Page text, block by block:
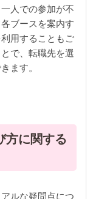
人での参加が不
ブースを案内す
用することもご
で、転職先を選
ます。
方に関する
ルな疑問点につ